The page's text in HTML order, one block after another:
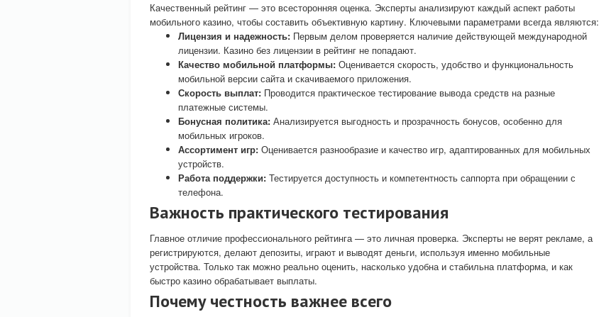
Качественный рейтинг — это всесторонняя оценка. Эксперты анализируют каждый аспект работы
мобильного казино, чтобы составить объективную картину. Ключевыми параметрами всегда являются:
Лицензия и надежность: Первым делом проверяется наличие действующей международной
лицензии. Казино без лицензии в рейтинг не попадают.
Качество мобильной платформы: Оценивается скорость, удобство и функциональность
мобильной версии сайта и скачиваемого приложения.
Скорость выплат: Проводится практическое тестирование вывода средств на разные
платежные системы.
Бонусная политика: Анализируется выгодность и прозрачность бонусов, особенно для
мобильных игроков.
Ассортимент игр: Оценивается разнообразие и качество игр, адаптированных для мобильных
устройств.
Работа поддержки: Тестируется доступность и компетентность саппорта при обращении с
телефона.
Важность практического тестирования
Главное отличие профессионального рейтинга — это личная проверка. Эксперты не верят рекламе, а
регистрируются, делают депозиты, играют и выводят деньги, используя именно мобильные
устройства. Только так можно реально оценить, насколько удобна и стабильна платформа, и как
быстро казино обрабатывает выплаты.
Почему честность важнее всего